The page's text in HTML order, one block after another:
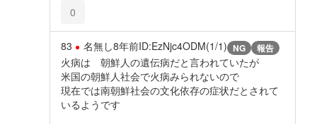
0
83 名無し8年前ID:EzNjc4ODM(1/1) NG 報告
火病は 朝鮮人の遺伝病だと言われていたが
米国の朝鮮人社会で火病みられないので
現在では南朝鮮社会の文化依存の症状だとされて
いるようです